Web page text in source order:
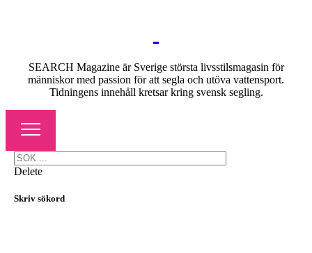
SEARCH Magazine är Sverige största livsstilsmagasin för
människor med passion för att segla och utöva vattensport.
Tidningens innehåll kretsar kring svensk segling.
Delete
Skriv sökord